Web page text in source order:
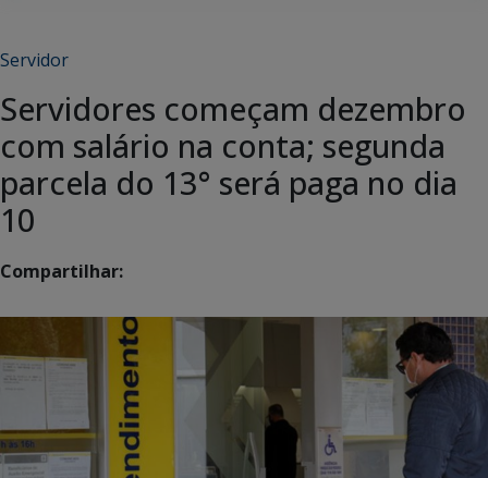
Servidor
Servidores começam dezembro
com salário na conta; segunda
parcela do 13° será paga no dia
10
Compartilhar: